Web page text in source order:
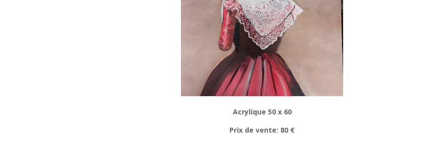
Acrylique 50 x 60
Prix de vente: 80 €